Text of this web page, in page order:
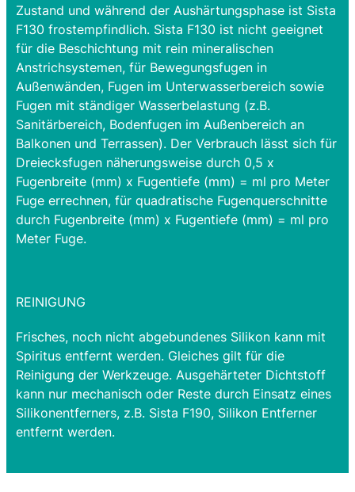
Zustand und während der Aushärtungsphase ist Sista
F130 frostempfindlich. Sista F130 ist nicht geeignet
für die Beschichtung mit rein mineralischen
Anstrichsystemen, für Bewegungsfugen in
Außenwänden, Fugen im Unterwasserbereich sowie
Fugen mit ständiger Wasserbelastung (z.B.
Sanitärbereich, Bodenfugen im Außenbereich an
Balkonen und Terrassen). Der Verbrauch lässt sich für
Dreiecksfugen näherungsweise durch 0,5 x
Fugenbreite (mm) x Fugentiefe (mm) = ml pro Meter
Fuge errechnen, für quadratische Fugenquerschnitte
durch Fugenbreite (mm) x Fugentiefe (mm) = ml pro
Meter Fuge.
REINIGUNG
Frisches, noch nicht abgebundenes Silikon kann mit
Spiritus entfernt werden. Gleiches gilt für die
Reinigung der Werkzeuge. Ausgehärteter Dichtstoff
kann nur mechanisch oder Reste durch Einsatz eines
Silikonentferners, z.B. Sista F190, Silikon Entferner
entfernt werden.